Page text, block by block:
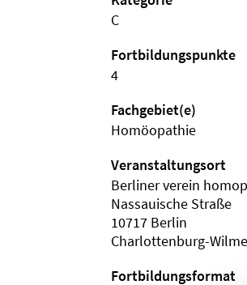
C
Fortbildungspunkte
4
Fachgebiet(e)
Homöopathie
Veranstaltungsort
Berliner verein
Nassauische Straße
10717 Berlin
Charlottenburg-
Fortbildungsformat